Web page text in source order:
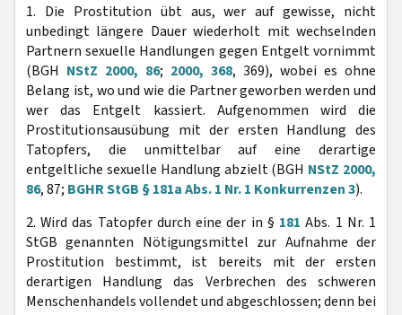
1. Die Prostitution übt aus, wer auf gewisse, nicht
unbedingt längere Dauer wiederholt mit wechselnden
Partnern sexuelle Handlungen gegen Entgelt vornimmt
(BGH NStZ 2000, 86; 2000, 368, 369), wobei es ohne
Belang ist, wo und wie die Partner geworben werden und
wer das Entgelt kassiert. Aufgenommen wird die
Prostitutionsausübung mit der ersten Handlung des
Tatopfers, die unmittelbar auf eine derartige
entgeltliche sexuelle Handlung abzielt (BGH NStZ 2000,
86, 87; BGHR StGB § 181a Abs. 1 Nr. 1 Konkurrenzen 3).
2. Wird das Tatopfer durch eine der in § 181 Abs. 1 Nr. 1
StGB genannten Nötigungsmittel zur Aufnahme der
Prostitution bestimmt, ist bereits mit der ersten
derartigen Handlung das Verbrechen des schweren
Menschenhandels vollendet und abgeschlossen; denn bei